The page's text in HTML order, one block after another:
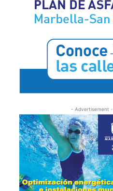
- Advertisement -